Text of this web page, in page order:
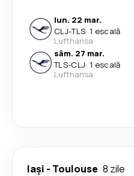
lun. 22 mar.
CLJ-TLS· 1 escală
Lufthansa
sâm. 27 mar.
TLS-CLJ· 1 escală
Lufthansa
Iași - Toulouse 8 zile